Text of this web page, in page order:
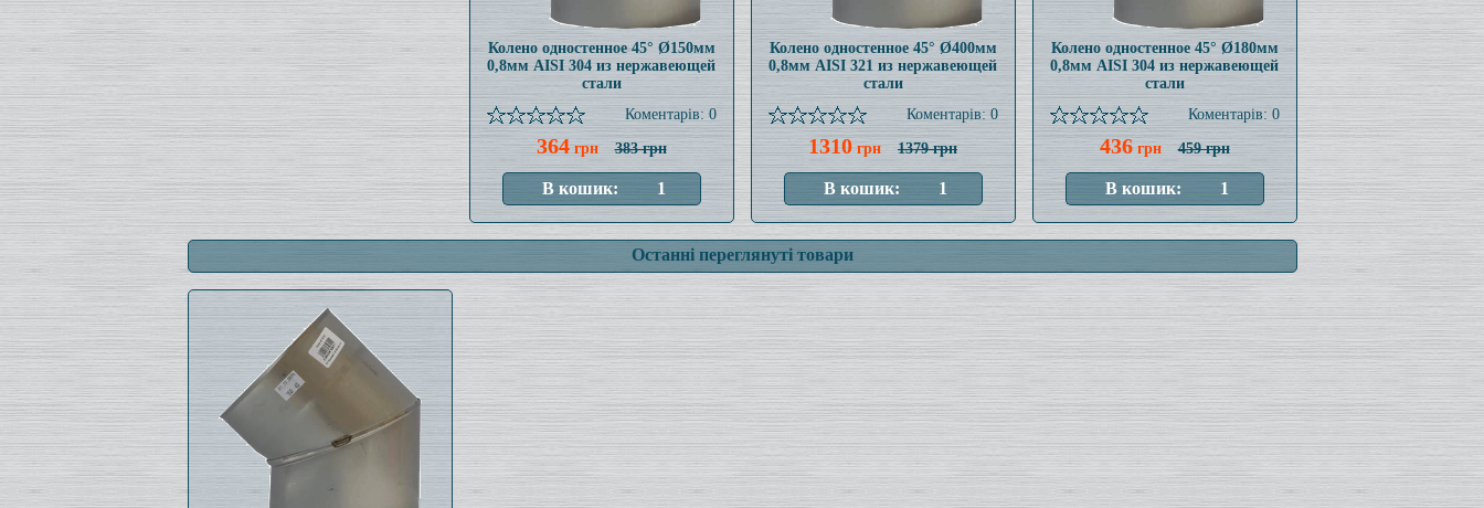
Колено одностенное 45° Ø150мм
0,8мм AISI 304 из нержавеющей
стали
Коментарів: 0
364грн 383 грн
Колено одностенное 45° Ø400мм
0,8мм AISI 321 из нержавеющей
стали
Коментарів: 0
1310 грн 1379 грн
Колено одностенное 45° Ø180мм
0,8мм AISI 304 из нержавеющей
стали
Коментарів: 0
436грн 459 грн
Останні переглянуті товари